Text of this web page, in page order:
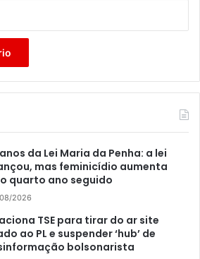
da Lei Maria da Penha: a lei
mas feminicídio aumenta
quarto ano seguido
2026
TSE para tirar do ar site
ao PL e suspender ‘hub’ de
bolsonarista